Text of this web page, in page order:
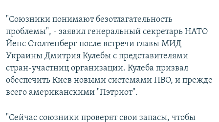
"Союзники понимают безотлагательность
проблемы", - заявил генеральный секретарь НАТО
Йенс Столтенберг после встречи главы МИД
Украины Дмитрия Кулебы с представителями
стран-участниц организации. Кулеба призвал
обеспечить Киев новыми системами ПВО, и прежде
всего американскими "Пэтриот".
"Сейчас союзники проверят свои запасы, чтобы